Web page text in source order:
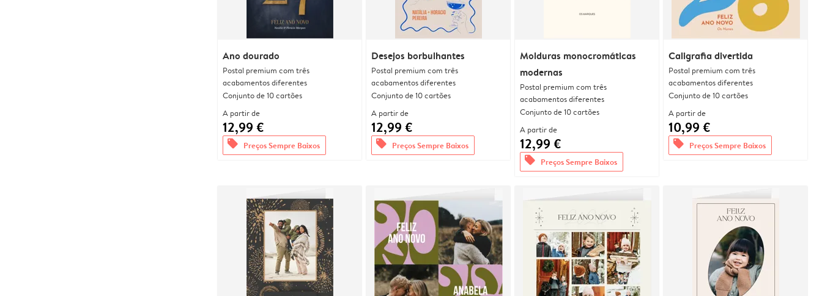
Ano dourado
Postal premium com três
acabamentos diferentes
Conjunto de 10 cartões
A partir de
12,99 €
offers Preços Sempre Baixos
Desejos borbulhantes
Postal premium com três
acabamentos diferentes
Conjunto de 10 cartões
A partir de
12,99 €
offers Preços Sempre Baixos
Molduras monocromáticas
modernas
Postal premium com três
acabamentos diferentes
Conjunto de 10 cartões
A partir de
12,99 €
offers Preços Sempre Baixos
Caligrafia divertida
Postal premium com três
acabamentos diferentes
Conjunto de 10 cartões
A partir de
10,99 €
offers Preços Sempre Baixos